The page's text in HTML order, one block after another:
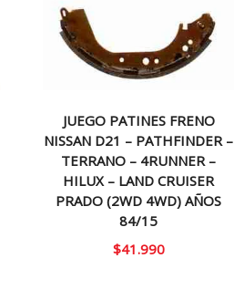
JUEGO PATINES FRENO
NISSAN D21 – PATHFINDER –
TERRANO – 4RUNNER –
HILUX – LAND CRUISER
PRADO (2WD 4WD) AÑOS
84/15
$41.990